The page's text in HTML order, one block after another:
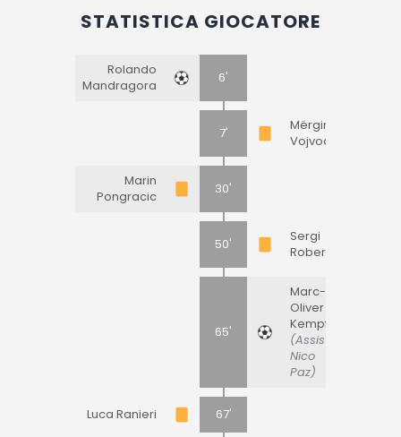
STATISTICA GIOCATORE
Rolando
Mandragora
6'
7'
Mërgim
Vojvoda
Marin
Pongracic
30'
50'
Sergi
Roberto
65'
Marc-
Oliver
Kempf
(Assist:
Nico
Paz)
Luca Ranieri 67'